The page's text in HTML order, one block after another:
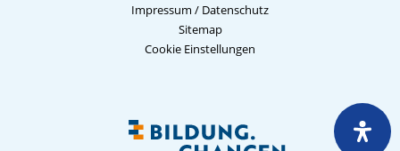
Impressum / Datenschutz
Sitemap
Cookie Einstellungen